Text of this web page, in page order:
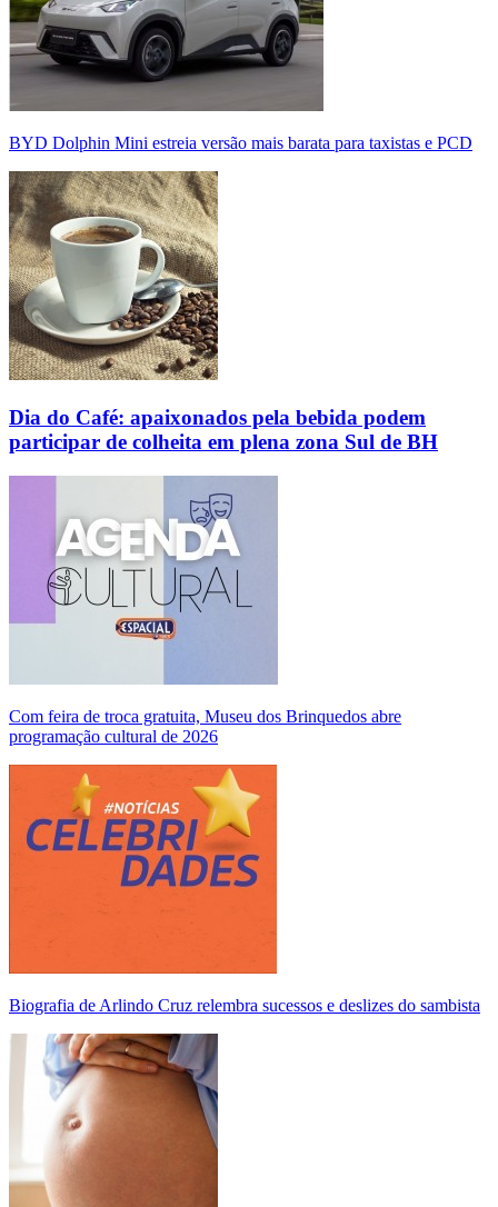
BYD Dolphin Mini estreia versão mais barata para taxistas e PCD
Dia do Café: apaixonados pela bebida podem
participar de colheita em plena zona Sul de BH
Com feira de troca gratuita, Museu dos Brinquedos abre
programação cultural de 2026
Biografia de Arlindo Cruz relembra sucessos e deslizes do sambista